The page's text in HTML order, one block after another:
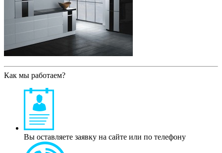
Как мы работаем?
Вы оставляете заявку на сайте или по телефону